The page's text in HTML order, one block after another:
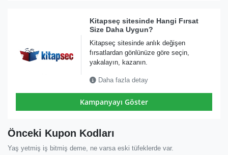
Kitapseç sitesinde Hangi Fırsat
Size Daha Uygun?
Kitapseç sitesinde anlık değişen
fırsatlardan gönlünüze göre seçin,
yakalayın, kazanın.
Daha fazla detay
Kampanyayı Göster
Önceki Kupon Kodları
Yaş yetmiş iş bitmiş deme, ne varsa eski tüfeklerde var.